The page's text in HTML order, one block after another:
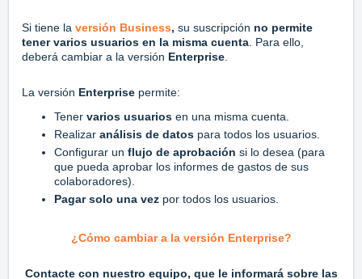
Si tiene la versión Business, su suscripción no permite
tener varios usuarios en la misma cuenta . Para ello,
deberá cambiar a la versión Enterprise
La versión Enterprise permite:
Tener varios usuarios en una misma cuenta.
Realizar análisis de datos para todos los usuarios.
Configurar un flujo de aprobación si lo desea (para
que pueda aprobar los informes de gastos de sus
colaboradores).
Pagar solo una vez por todos los usuarios.
¿Cómo cambiar a la versión Enterprise?
Contacte con nuestro equipo, que le informará sobre las